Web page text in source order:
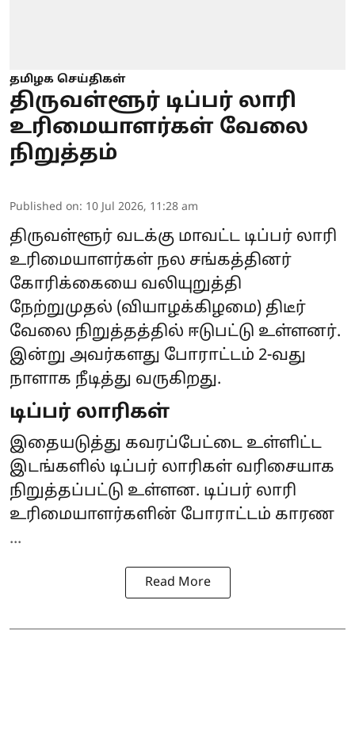
தமிழக செய்திகள்
திருவள்ளூர் டிப்பர் லாரி
உரிமையாளர்கள் வேலை
நிறுத்தம்
Published on: 10 Jul 2026, 11:28 am
திருவள்ளூர் வடக்கு மாவட்ட டிப்பர் லாரி
உரிமையாளர்கள் நல சங்கத்தினர்
கோரிக்கையை வலியுறுத்தி
நேற்றுமுதல் (வியாழக்கிழமை) திடீர்
வேலை நிறுத்தத்தில் ஈடுபட்டு உள்ளனர்.
இன்று அவர்களது போராட்டம் 2-வது
நாளாக நீடித்து வருகிறது.
டிப்பர் லாரிகள்
இதையடுத்து கவரப்பேட்டை உள்ளிட்ட
இடங்களில் டிப்பர் லாரிகள் வரிசையாக
நிறுத்தப்பட்டு உள்ளன. டிப்பர் லாரி
உரிமையாளர்களின் போராட்டம் காரண
...
Read More